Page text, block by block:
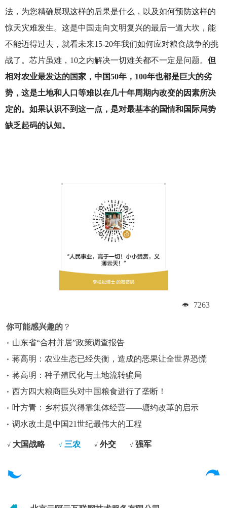
法，为您精确展现这样的后果是什么，以及如何预防这样的
惊天灾难发生。这是中国走向文明复兴的最后一道大坎，能
不能迈得过去，就看未来15-20年我们如何应对粮食战争的挑
战了。芯片虽难，10之内解决一切难关都不一定是问题。 但
相对农业最发达的国家，中国50年，100年也都是巨大的劣
势，这是土地和人口等难以在几十年周期内改变的因素所决
定的。如果认识不到这一点，是对最基本的国情和国际局势
缺乏起码的认知。
7263
你可能感兴趣的 ？
山东省“合村并居”政策调查报告
蒋高明：农业生态已经失衡，造成的恶果让全世界恐慌
蒋高明：种子殖民化与土地流转骗局
西方四大粮商巨头对中国粮食进行了垄断！
叶方青：乡村振兴得靠集体经营——塘约改革的启示
调水改土是中国21世纪最伟大的工程
√ 大国战略 √ 三农 √ 外交 √ 强军